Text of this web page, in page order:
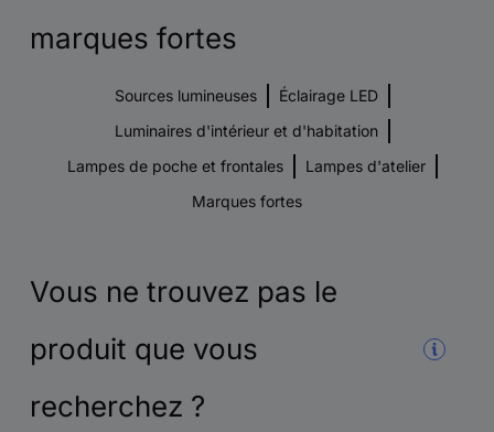
marques fortes
Sources lumineuses
Éclairage LED
Luminaires d'intérieur et d'habitation
Lampes de poche et frontales
Lampes d'atelier
Marques fortes
Vous ne trouvez pas le
produit que vous
recherchez ?